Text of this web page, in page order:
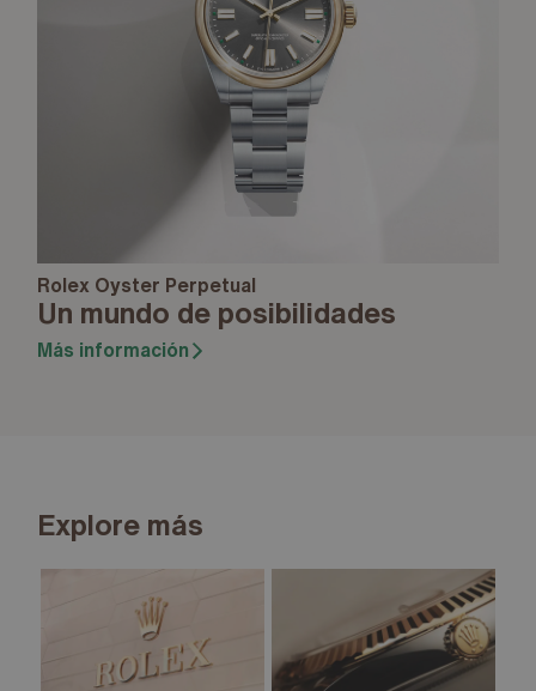
Rolex Oyster Perpetual
Un mundo de posibilidades
Más información
Explore más